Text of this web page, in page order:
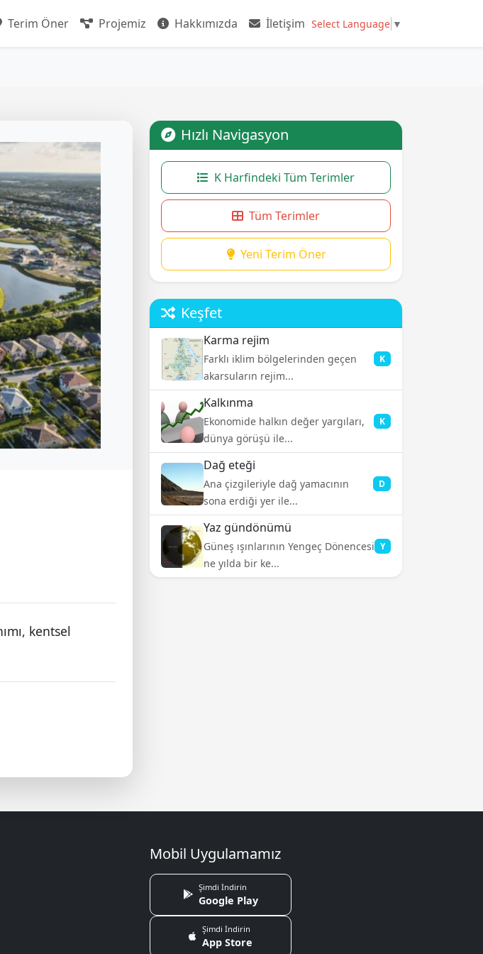
Terim Öner Projemiz Hakkımızda İletişim Select Language ▼
kentsel
Hızlı Navigasyon
K Harfindeki Tüm Terimler
Tüm Terimler
Yeni Terim Öner
Keşfet
Karma rejim
Farklı iklim bölgelerinden geçen
akarsuların rejim...
K
Kalkınma
Ekonomide halkın değer yargıları,
dünya görüşü ile...
K
Dağ eteği
Ana çizgileriyle dağ yamacının
sona erdiği yer ile...
D
Yaz gündönümü
Güneş ışınlarının Yengeç Dönencesi
ne yılda bir ke...
Y
Mobil Uygulamamız
Şimdi İndirin
Google Play
Şimdi İndirin
App Store